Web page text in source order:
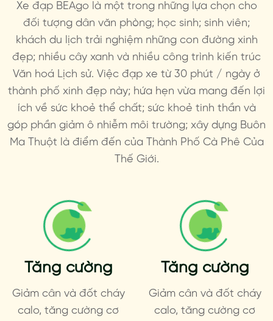
Xe đạp BEAgo là một trong những lựa chọn cho
đối tượng dân văn phòng; học sinh; sinh viên;
khách du lịch trải nghiệm những con đường xinh
đẹp; nhiều cây xanh và nhiều công trình kiến trúc
Văn hoá Lịch sử. Việc đạp xe từ 30 phút / ngày ở
thành phố xinh đẹp này; hứa hẹn vừa mang đến lợi
ích về sức khoẻ thể chất; sức khoẻ tinh thần và
góp phần giảm ô nhiễm môi trường; xây dựng Buôn
Ma Thuột là điểm đến của Thành Phố Cà Phê Của
Thế Giới.
Tăng cường
Giảm cân và đốt cháy
calo, tăng cường cơ
Tăng cường
Giảm cân và đốt cháy
calo, tăng cường cơ